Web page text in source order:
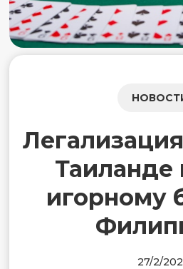
Таиланде
игорному
27/2/